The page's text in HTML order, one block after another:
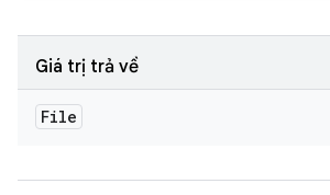
Giá trị trả về
File